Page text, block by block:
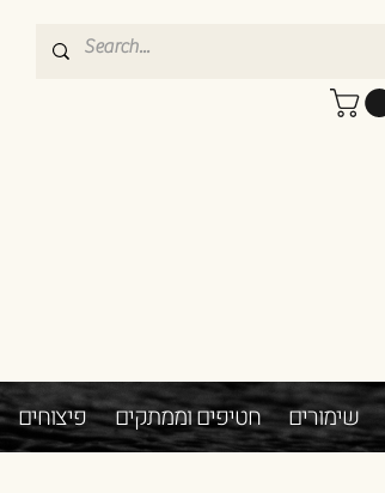
פיצוחים חטיפים וממתקים שימורים